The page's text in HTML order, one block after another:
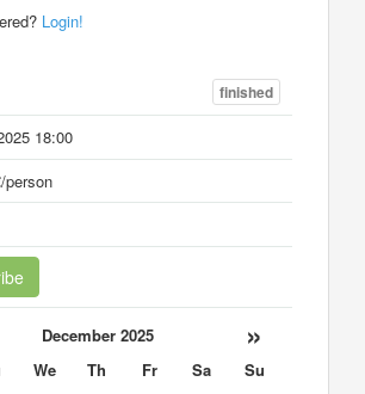
Login!
finished
18:00
person
December 2025 »
We Th Fr Sa
Su